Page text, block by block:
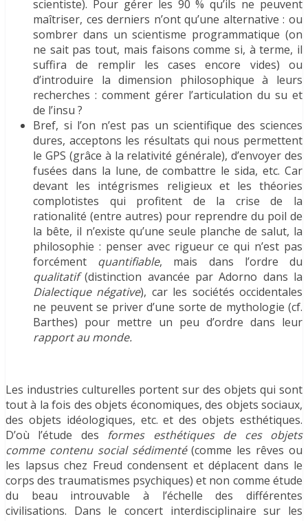
scientiste). Pour gérer les 90 % qu’ils ne peuvent
maîtriser, ces derniers n’ont qu’une alternative : ou
sombrer dans un scientisme programmatique (on
ne sait pas tout, mais faisons comme si, à terme, il
suffira de remplir les cases encore vides) ou
d’introduire la dimension philosophique à leurs
recherches : comment gérer l’articulation du su et
de l’insu ?
Bref, si l’on n’est pas un scientifique des sciences
dures, acceptons les résultats qui nous permettent
le GPS (grâce à la relativité générale), d’envoyer des
fusées dans la lune, de combattre le sida, etc. Car
devant les intégrismes religieux et les théories
complotistes qui profitent de la crise de la
rationalité (entre autres) pour reprendre du poil de
la bête, il n’existe qu’une seule planche de salut, la
philosophie : penser avec rigueur ce qui n’est pas
forcément quantifiable, mais dans l’ordre du
qualitatif(distinction avancée par Adorno dans la
Dialectique négative), car les sociétés occidentales
ne peuvent se priver d’une sorte de mythologie (cf.
Barthes) pour mettre un peu d’ordre dans leur
rapport au monde.
Les industries culturelles portent sur des objets qui sont
tout à la fois des objets économiques, des objets sociaux,
des objets idéologiques, etc. et des objets esthétiques.
D’où l’étude des formes esthétiques de ces objets
comme contenu social sédimenté(comme les rêves ou
les lapsus chez Freud condensent et déplacent dans le
corps des traumatismes psychiques) et non comme étude
du beau introuvable à l’échelle des différentes
civilisations. Dans le concert interdisciplinaire sur les